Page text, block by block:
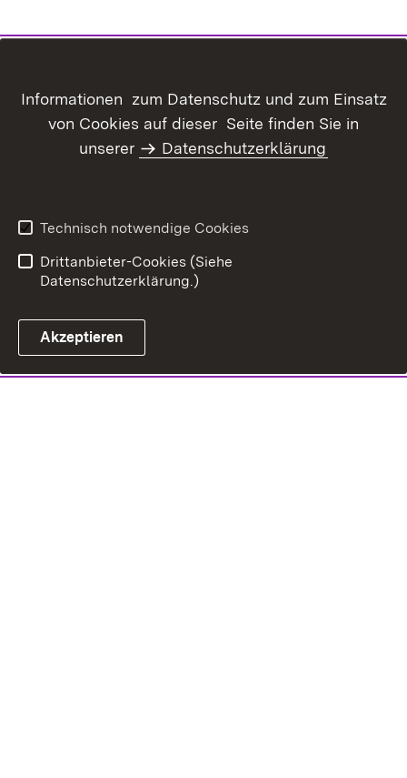
Informationen zum Datenschutz und zum Einsatz
von Cookies auf dieser Seite finden Sie in
unserer
Datenschutzerklärung
Technisch notwendige Cookies
Drittanbieter-Cookies (Siehe
Datenschutzerklärung.)
Akzeptieren